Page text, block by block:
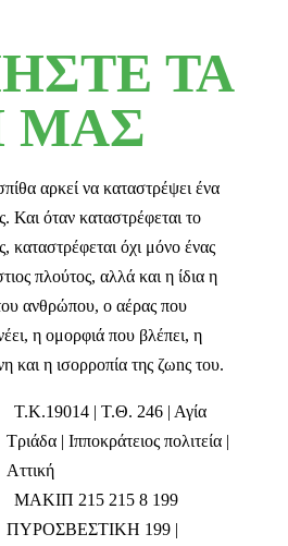
ΤΑ
ΜΑΣ
αρκεί να καταστρέψει ένα
Και όταν καταστρέφεται το
καταστρέφεται όχι μόνο ένας
πλούτος, αλλά και η ίδια η
ανθρώπου, ο αέρας που
η ομορφιά που βλέπει, η
και η ισορροπία της ζωnς του.
T.K.19014 | Τ.Θ. 246 | Αγία
Τριάδα | Ιπποκράτειος πολιτεία |
Αττική
ΜΑΚΙΠ 215 215 8 199
ΠΥΡΟΣΒΕΣΤΙΚΗ 199 |